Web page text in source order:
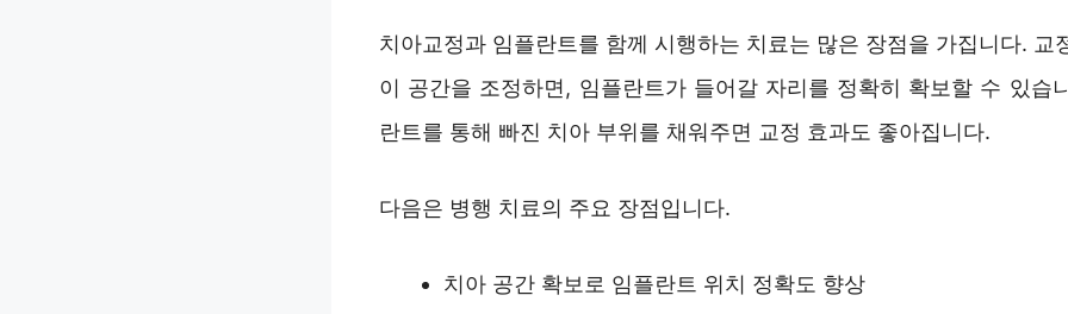
치아교정과 임플란트를 함께 시행하는 치료는 많은 장점을 가집니다. 교
이 공간을 조정하면, 임플란트가 들어갈 자리를 정확히 확보할 수 있습
란트를 통해 빠진 치아 부위를 채워주면 교정 효과도 좋아집니다.
다음은 병행 치료의 주요 장점입니다.
치아 공간 확보로 임플란트 위치 정확도 향상